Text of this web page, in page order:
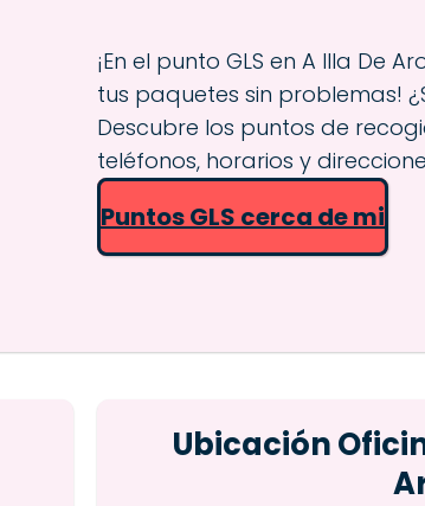
¡En el punto GLS en A Illa De
tus paquetes sin problemas!
Descubre los puntos de
teléfonos, horarios y
Puntos GLS cerca de mi
Ubicación